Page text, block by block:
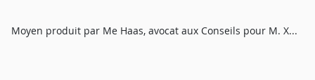
Moyen produit par Me Haas, avocat aux Conseils pour M. X...